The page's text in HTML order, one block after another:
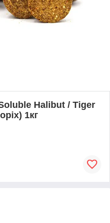
Halibut / Tiger
1кг